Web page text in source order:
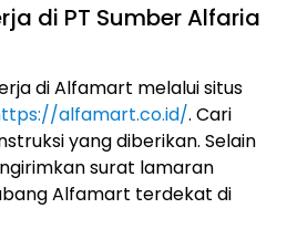
di PT Sumber Alfaria
di Alfamart melalui situs
alfamart.co.id/. Cari
yang diberikan. Selain
surat lamaran
Alfamart terdekat di